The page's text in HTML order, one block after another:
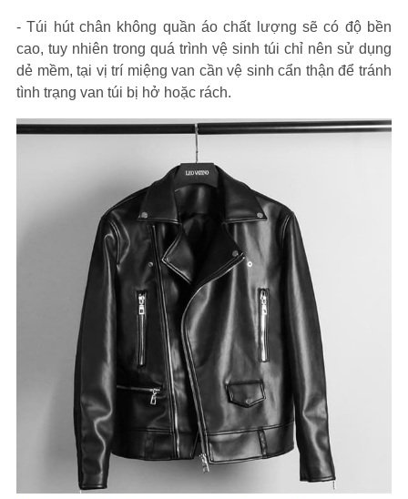
- Túi hút chân không quần áo chất lượng sẽ có độ bền
cao, tuy nhiên trong quá trình vệ sinh túi chỉ nên sử dụng
dẻ mềm, tại vị trí miệng van cần vệ sinh cẩn thận để tránh
tình trạng van túi bị hở hoặc rách.